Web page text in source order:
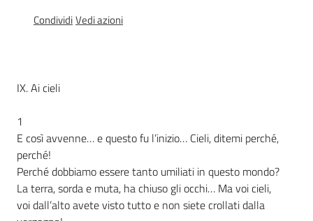
Assemblea
Attività
Argomenti
CondividiVedi azioni
IX. Ai cieli
1
E così avvenne… e questo fu l’inizio… Cieli, ditemi perché,
perché!
Perché dobbiamo essere tanto umiliati in questo mondo?
La terra, sorda e muta, ha chiuso gli occhi… Ma voi cieli,
voi dall’alto avete visto tutto e non siete crollati dalla